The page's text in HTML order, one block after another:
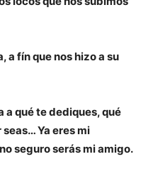
a fín que nos hizo a su
a qué te dediques, qué
Ya eres mi
seguro serás mi amigo.